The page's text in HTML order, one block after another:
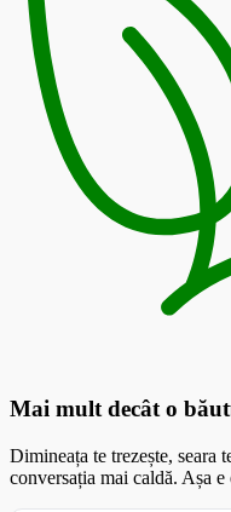
Mai mult decât o
Dimineața te trezește, seara
conversația mai caldă. Așa